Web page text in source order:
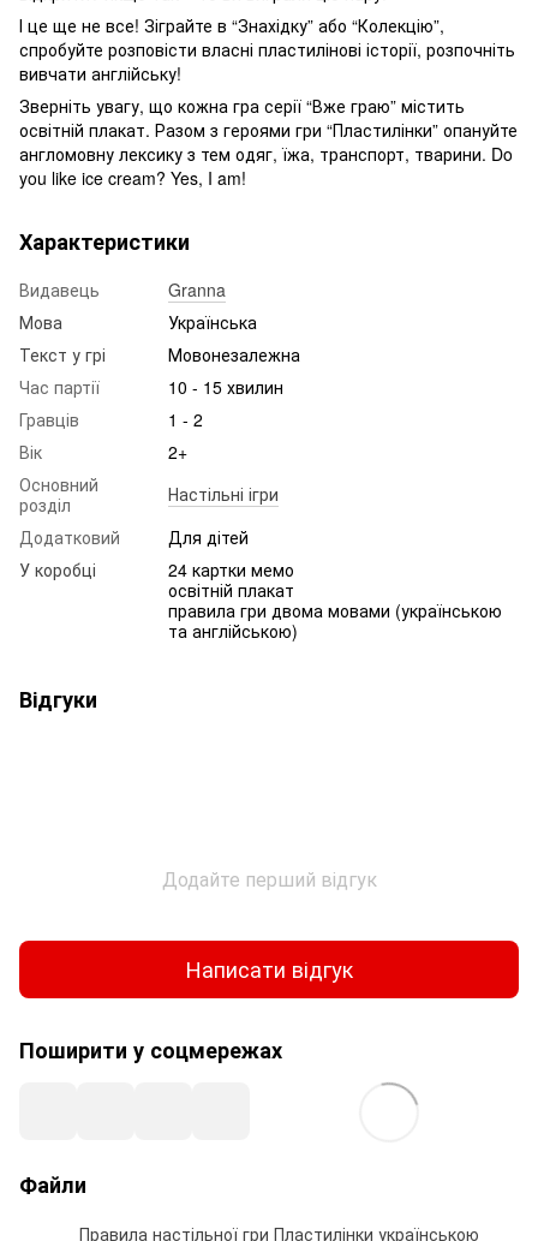
І це ще не все! Зіграйте в “Знахідку” або “Колекцію”,
спробуйте розповісти власні пластилінові історії, розпочніть
вивчати англійську!
Зверніть увагу, що кожна гра серії “Вже граю” містить
освітній плакат. Разом з героями гри “Пластилінки” опануйте
англомовну лексику з тем одяг, їжа, транспорт, тварини. Do
you like ice cream? Yes, I am!
Характеристики
Видавець
Granna
Мова
Українська
Текст у грі
Мовонезалежна
Час партії
10 - 15 хвилин
Гравців
1 - 2
Вік
2+
Основний
розділ
Настільні ігри
Додатковий
Для дітей
У коробці
24 картки мемо
освітній плакат
правила гри двома мовами (українською
та англійською)
Відгуки
Додайте перший відгук
Написати відгук
Поширити у соцмережах
Файли
Правила настільної гри Пластилінки українською